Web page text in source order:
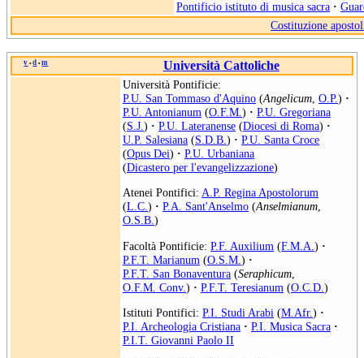
Pontificio istituto di musica sacra ·
Costituzione
v • d • m Università Cattoliche
Università Pontificie:
P.U. San Tommaso d'Aquino (Angelicum O.P.) ·
P.U. Antonianum (O.F.M. ) · P.U. Gregoriana
(S.J. ) · P.U. Lateranense (Diocesi di Roma) ·
U.P. Salesiana (S.D.B. ) · P.U. Santa Croce
(Opus Dei) · P.U. Urbaniana
(Dicastero per l'evangelizzazione)
Atenei Pontifici: A.P. Regina Apostolorum
(L.C.) · P.A. Sant'Anselmo (Anselmianum,
O.S.B.)
Facoltà Pontificie: P.F. Auxilium (F.M.A. ) ·
P.F.T. Marianum (O.S.M. ) ·
P.F.T. San Bonaventura (Seraphicum
O.F.M. Conv.) · P.F.T. Teresianum (O.C.D. )
Istituti Pontifici: P.I. Studi Arabi (M.Afr.) ·
P.I. Archeologia Cristiana · P.I. Musica Sacra ·
P.I.T. Giovanni Paolo II